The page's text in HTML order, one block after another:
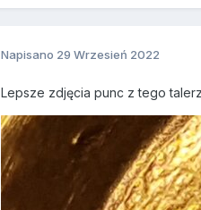
Napisano 29 Wrzesień 2022
Lepsze zdjęcia punc z tego